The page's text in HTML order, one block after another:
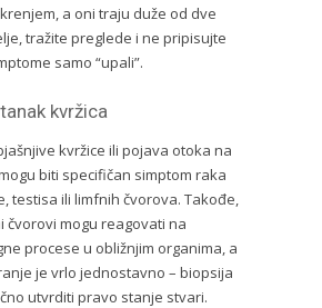
a oni traju duže od dve
tražite preglede i ne pripisujte
samo “upali”.
kvržica
kvržice ili pojava otoka na
biti specifičan simptom raka
testisa ili limfnih čvorova. Takođe,
čvorovi mogu reagovati na
procese u obližnjim organima, a
je vrlo jednostavno – biopsija
utvrditi pravo stanje stvari.